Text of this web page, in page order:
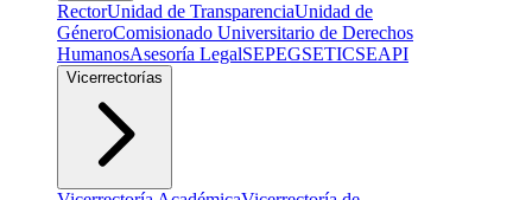
RectorUnidad de TransparenciaUnidad de
GéneroComisionado Universitario de Derechos
HumanosAsesoría LegalSEPEGSETICSEAPI
Vicerrectorías